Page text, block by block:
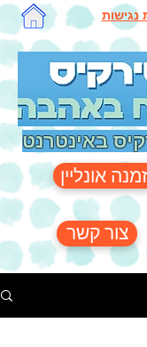
באינטרנט
אונליין
צור קשר